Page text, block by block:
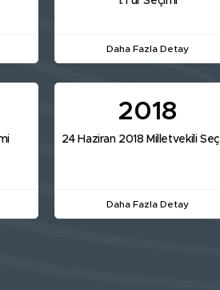
Daha Fazla Detay
2018
24 Haziran 2018 Milletvekili
Daha Fazla Detay